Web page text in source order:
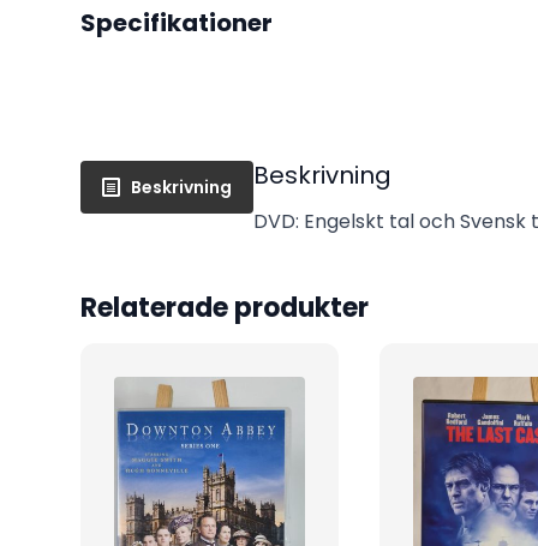
Specifikationer
Beskrivning Beskrivning
DVD: Engelskt tal och Svensk
Relaterade produkter